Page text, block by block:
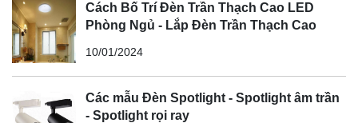
Cách Bố Trí Đèn Trần Thạch Cao LED
Phòng Ngủ - Lắp Đèn Trần Thạch Cao
10/01/2024
Các mẫu Đèn Spotlight - Spotlight âm trần
- Spotlight rọi ray